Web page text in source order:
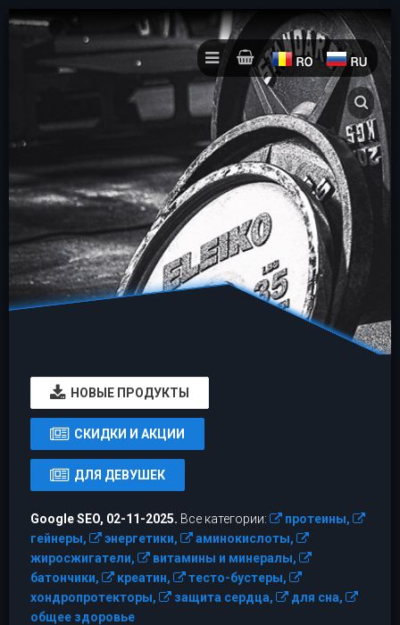
НОВЫЕ ПРОДУКТЫ
СКИДКИ И АКЦИИ
ДЛЯ ДЕВУШЕК
Google SEO, 02-11-2025. Все категории:
протеины,
гейнеры,
энергетики,
аминокислоты,
жиросжигатели,
витамины и минералы,
батончики,
креатин,
тесто-бустеры,
хондропротекторы,
защита сердца,
для сна,
общее здоровье